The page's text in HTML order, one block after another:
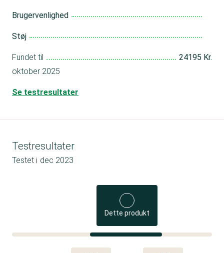
Brugervenlighed
Støj
Fundet til
24195 Kr.
oktober 2025
Se testresultater
Testresultater
Testet i dec 2023
Dette produkt